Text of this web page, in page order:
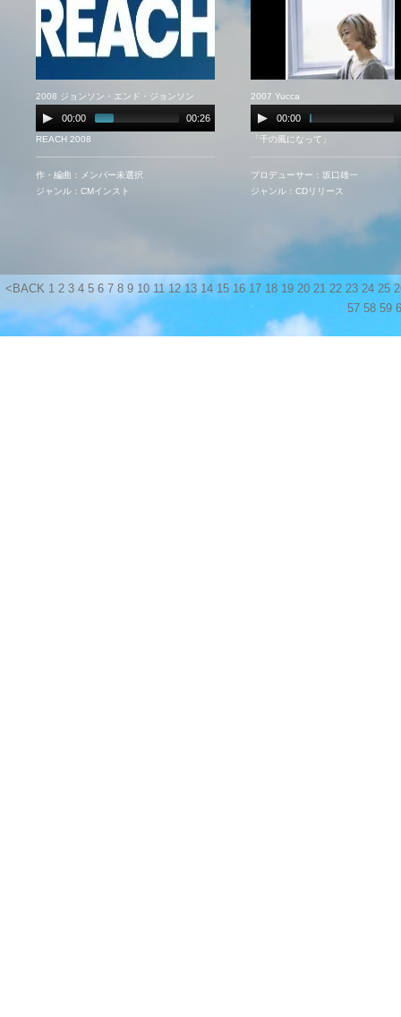
2008 ジョンソン・エンド・ジョンソン
00:00 00:26
REACH 2008
作・編曲：メンバー未選択
ジャンル：CMインスト
2007 Yucca
00:00
「千の風になって」
プロデューサー：坂口雄一
ジャンル：CDリリース
<BACK 1 2 3 4 5 6 7 8 9 10 11 12 13 14 15 16 17 18 19 20 21 22 23 24 25
57 58 59